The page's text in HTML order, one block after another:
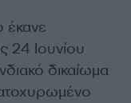
έκανε
24 Ιουνίου
δικαίωμα